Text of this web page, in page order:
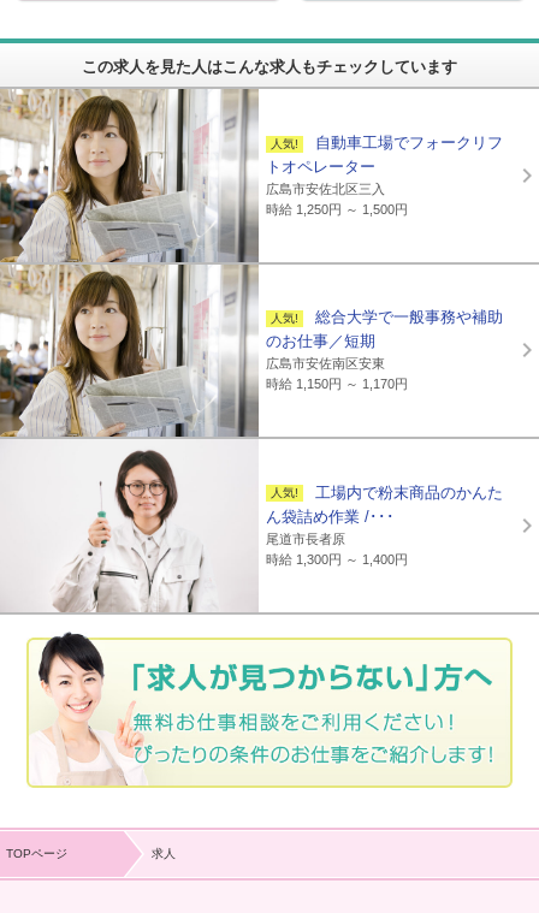
この求人を見た人はこんな求人もチェックしています
自動車工場でフォークリフ
トオペレーター
広島市安佐北区三入
時給 1,250円 ～ 1,500円
総合大学で一般事務や補助
のお仕事／短期
広島市安佐南区安東
時給 1,150円 ～ 1,170円
工場内で粉末商品のかんた
ん袋詰め作業 /･･･
尾道市長者原
時給 1,300円 ～ 1,400円
TOPページ 求人